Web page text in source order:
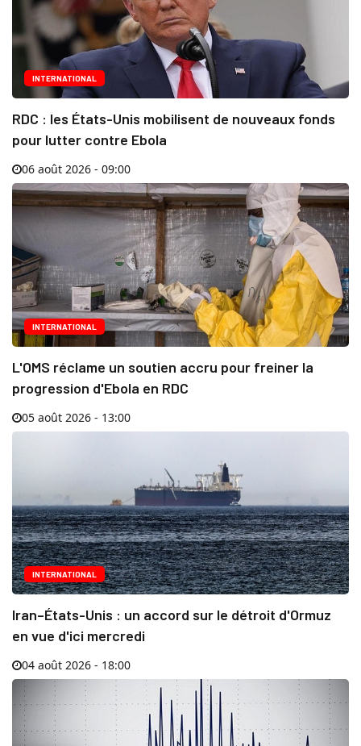
INTERNATIONAL
RDC : les États-Unis mobilisent de nouveaux fonds
pour lutter contre Ebola
06 août 2026 - 09:00
INTERNATIONAL
L'OMS réclame un soutien accru pour freiner la
progression d'Ebola en RDC
05 août 2026 - 13:00
INTERNATIONAL
Iran–États-Unis : un accord sur le détroit d'Ormuz
en vue d'ici mercredi
04 août 2026 - 18:00